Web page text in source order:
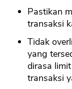
Pastikan
transaksi
Tidak
yang
dirasa
transaksi